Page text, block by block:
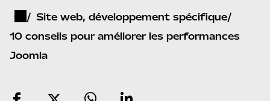
Site web, développement spécifique
10 conseils pour améliorer les performances
Joomla